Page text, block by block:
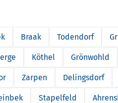
Braak Todendorf
Köthel Grönwohld
Zarpen Delingsdorf
Stapelfeld